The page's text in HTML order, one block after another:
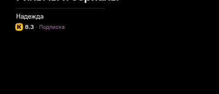
Надежда
8.3 Подписка
·